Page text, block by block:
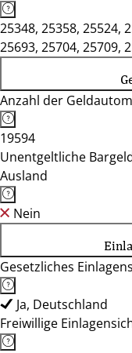
25348, 25358, 25524,
25693, 25704, 25709,
Anzahl der
19594
Unentgeltliche
Ausland
Nein
Gesetzliches
Ja, Deutschland
Freiwillige